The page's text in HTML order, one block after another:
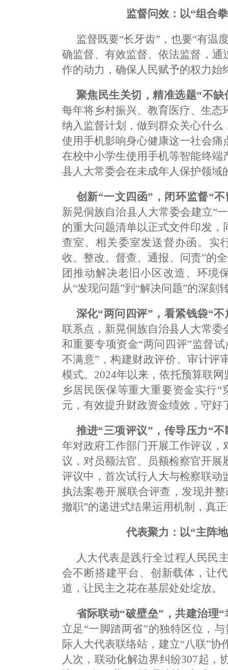
监督问效：以“组合
监督既要“长牙齿”，也要“有温
确监督、有效监督、依法监督，
作的动力，确保人民赋予的权力始
聚焦民生关切，精准选题“不缺
每年将乡村振兴、教育医疗、生
纳入监督计划，做到群众关心什
使用手机影响身心健康这一社会
在校中小学生使用手机等智能终
县人大常委会在未成年人保护领域
创新“一文四函”，闭环监督“
新晃侗族自治县人大常委会建立“
的重大问题清单以正式文件印发
查室、相关委室发送督办函。实
收、整改、督查、通报、问责”的
团推动解决老旧小区改造、环境
从“发现问题”到“解决问题”的深刻
深化“两问四评”，看紧钱袋“不
联系点，新晃侗族自治县人大常
和重要专项资金“两问四评”监督
不满意”，构建财政评价、审计评
模式。2024年以来，依托预算联
乡居民医保等重大重要资金实行
元，有效提升财政资金绩效，守好
推进“三项评议”，传导压力“不
年对政府工作部门开展工作评议
议，对员额法官、员额检察官开展
评议中，首次试行人大与检察联动
执法案卷开展联合评查，发现并
撤职”的递进式结果运用机制，真
代表聚力：以“主阵
人大代表是践行全过程人民民
会不断搭建平台、创新载体，让
道，让民主之花在基层处处绽放。
省际联动“破壁垒”，共建治理“
立足“一脚踏两省”的独特区位，
际人大代表联络站，建立“八联”
人次，联动化解边界纠纷307起，